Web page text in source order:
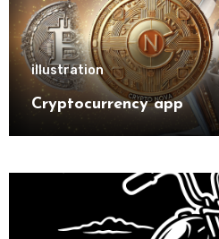
illustration
Cryptocurrency app